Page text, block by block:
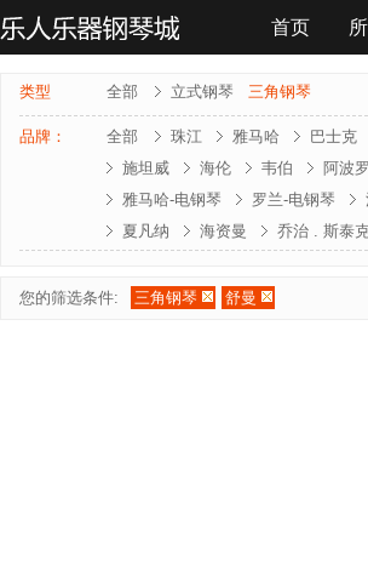
首页
联系我们
类型 全部 立式钢琴 三角钢琴
品牌： 全部 珠江 雅马哈 巴士克
施坦威
海伦 韦伯 阿波罗
雅马哈-电钢琴
罗兰-电钢琴
夏凡纳
海资曼 乔治 . 斯泰
您的筛选条件: 三角钢琴 舒曼